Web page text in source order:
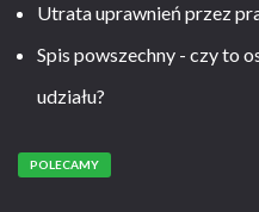
Utrata uprawnień przez
Spis powszechny - czy to
udziału?
POLECAMY